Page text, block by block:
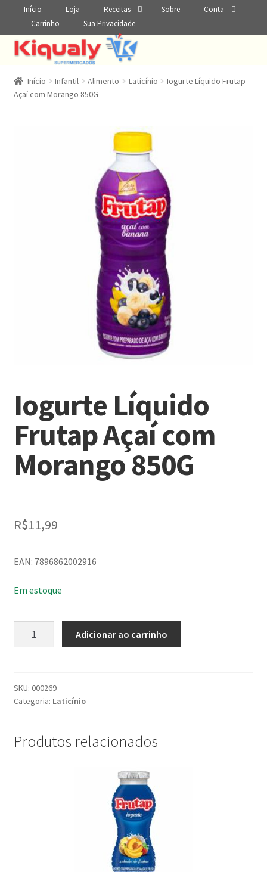
Início Loja Receitas Sobre
Conta
Carrinho
Sua Privacidade
Início Infantil Alimento Laticínio
Iogurte Líquido Frutap
Açaí com Morango 850G
Iogurte Líquido
Frutap Açaí com
Morango 850G
R$11,99
EAN: 7896862002916
Em estoque
com
Morango
Adicionar ao carrinho
SKU: 000269
Categoria: Laticínio
Produtos relacionados